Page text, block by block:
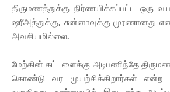
திருமணத்துக்கு நிர்ணயிக்கப்பட்ட ஒரு
ஷரீஅத்துக்கு, சுன்னாவுக்கு முரணானது
அவசியமில்லை.
மேற்கின் கட்டளைக்கு அடிபணிந்தே
கொண்டு வர முயற்சிக்கிறார்கள் என்ற